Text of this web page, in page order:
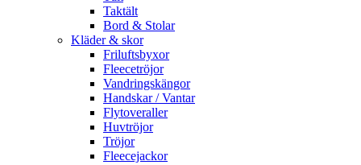
Taktält
Bord & Stolar
Kläder & skor
Friluftsbyxor
Fleecetröjor
Vandringskängor
Handskar / Vantar
Flytoveraller
Huvtröjor
Tröjor
Fleecejackor